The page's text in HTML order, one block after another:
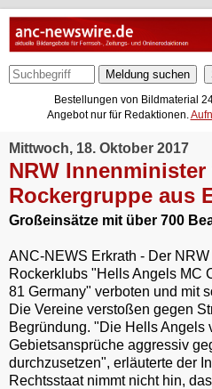
Meldung suchen
Bestellungen von Bildmaterial
Angebot nur für Redaktionen.
Mittwoch, 18. Oktober 2017
NRW
Rockergruppe aus
Großeinsätze mit über 700
ANC-NEWS Erkrath - Der
Rockerklubs "Hells Angels MC
81 Germany" verboten und mit
Die Vereine verstoßen gegen
Begründung. "Die Hells Angels
Gebietsansprüche aggressiv
durchzusetzen", erläuterte der
Rechtsstaat nimmt nicht hin,